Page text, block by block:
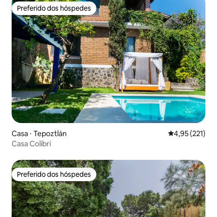
Preferido dos hóspedes
Preferido dos hóspedes
Casa ⋅ Tepoztlán 4,95 de uma
4,95 (221)
Casa Colibrí
Preferido dos hóspedes
Preferido dos hóspedes